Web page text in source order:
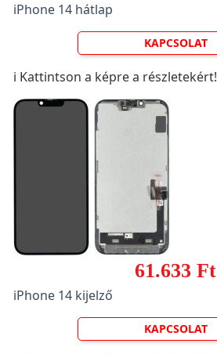
iPhone 14 hátlap
KAPCSOLAT
ℹ️ Kattintson a képre a részletekért!
61.633 Ft
iPhone 14 kijelző
KAPCSOLAT